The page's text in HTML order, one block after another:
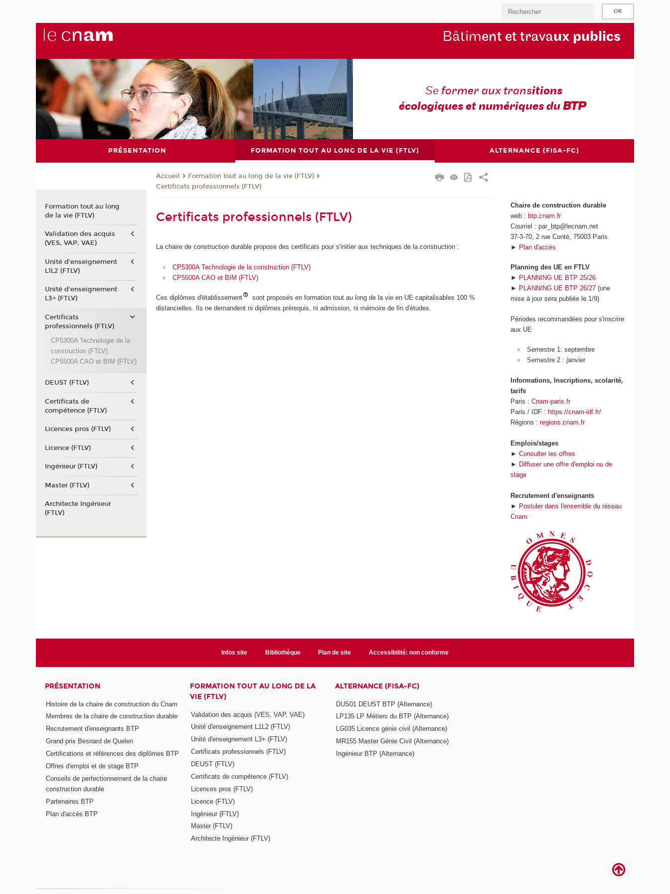
Bâtiment et travaux publics
Se former aux transitions
écologiques et numériques duBTP
PRÉSENTATION FORMATION TOUT AU LONG DE LA VIE (FTLV) ALTERNANCE (FISA-FC)
Accueil
Formation tout au long de la vie (FTLV)
Certificats professionnels (FTLV)
Certificats professionnels (FTLV)
La chaire de construction durable propose des certificats pour s'initier aux techniques de la construction :
CP5300A Technologie de la construction (FTLV)
CP5500A CAO et BIM (FTLV)
Ces diplômes d'établissement
sont proposés en formation tout au long de la vie en UE capitalisables 100 %
distancielles. Ils ne demandent ni diplômes prérequis, ni admission, ni mémoire de fin d'études.
Chaire de construction durable
web :btp.cnam.fr
Courriel : par_btp@lecnam.net
37-3-70, 2 rue Conté, 75003 Paris
► Plan d'accès
Planning des UE en FTLV
► PLANNING UE BTP 25/26
► PLANNING UE BTP 26/27 (une
mise à jour sera publiée le 1/9)
Périodes recommandées pour s'inscrire
aux UE
Semestre 1: septembre
Semestre 2 : janvier
Informations, Inscriptions, scolarité,
tarifs
Paris :Cnam-paris.fr
Paris / IDF :https://cnam-idf.fr/
Régions :regions.cnam.fr
Emplois/stages
►Consulter les offres
► Diffuser une offre d'emploi ou de
stage
Recrutement d'enseignants
► Postuler dans l'ensemble du réseau
Cnam
Formation tout au long
de la vie (FTLV)
Validation des acquis
(VES, VAP, VAE)
Unité d'enseignement
L1L2 (FTLV)
Unité d'enseignement
L3+ (FTLV)
Certificats
professionnels (FTLV)
CP5300A Technologie de la
construction (FTLV)
CP5500A CAO et BIM (FTLV)
DEUST (FTLV)
Certificats de
compétence (FTLV)
Licences pros (FTLV)
Licence (FTLV)
Ingénieur (FTLV)
Master (FTLV)
Architecte Ingénieur
(FTLV)
Infos site Bibliothèque Plan de site Accessibilité: non conforme
PRÉSENTATION
Histoire de la chaire de construction du Cnam
Membres de la chaire de construction durable
Recrutement d'enseignants BTP
Grand prix Besnard de Quelen
Certifications et références des diplômes BTP
Offres d'emploi et de stage BTP
Conseils de perfectionnement de la chaire
construction durable
Partenaires BTP
Plan d'accès BTP
FORMATION TOUT AU LONG DE LA
VIE (FTLV)
Validation des acquis (VES, VAP, VAE)
Unité d'enseignement L1L2 (FTLV)
Unité d'enseignement L3+ (FTLV)
Certificats professionnels (FTLV)
DEUST (FTLV)
Certificats de compétence (FTLV)
Licences pros (FTLV)
Licence (FTLV)
Ingénieur (FTLV)
Master (FTLV)
Architecte Ingénieur (FTLV)
ALTERNANCE (FISA-FC)
DUS01 DEUST BTP (Alternance)
LP135 LP Métiers du BTP (Alternance)
LG035 Licence génie civil (Alternance)
MR155 Master Génie Civil (Alternance)
Ingénieur BTP (Alternance)